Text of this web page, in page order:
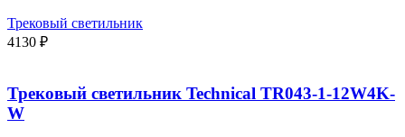
Трековый светильник
4130 ₽
Трековый светильник Technical TR043-1-12W4K-
W